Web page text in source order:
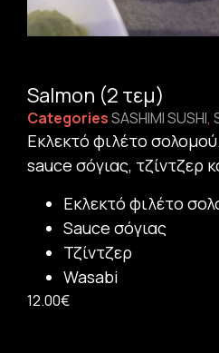
Salmon (2 τεμ)
CategoriesSASHIMI SUSHI,
Εκλεκτό φιλέτο
sauce σόγιας, τζίντζερ
Εκλεκτό φιλέτο
Sauce σόγιας
Τζίντζερ
Wasabi
12.00€